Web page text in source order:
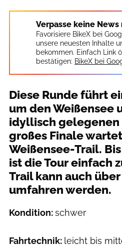
Verpasse keine News
Favorisiere BikeX bei
unsere neuesten Inhalte
bekommen. Einfach Link
bestätigen: BikeX bei
​Diese Runde führt
um den Weißensee
idyllisch gelegenen
großes Finale
Weißensee-Trail.
ist die Tour einfach
Trail kann auch
umfahren werden.
Kondition:schwer
Fahrtechnik: leicht bis